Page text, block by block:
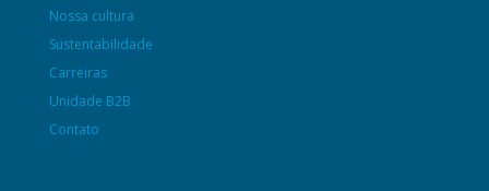
Nossa cultura
Sustentabilidade
Carreiras
Unidade B2B
Contato